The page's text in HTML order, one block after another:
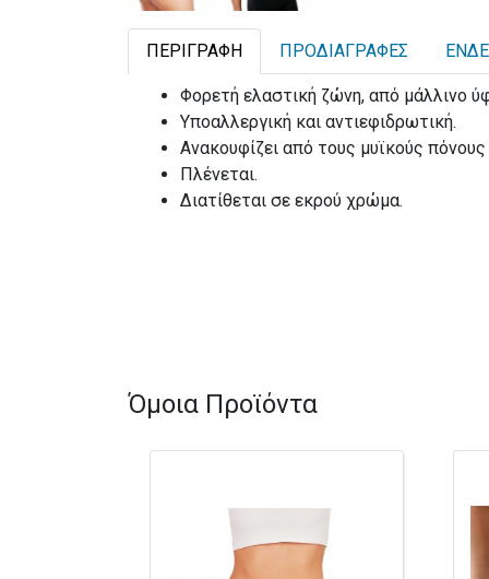
ΠΕΡΙΓΡΑΦΉ ΠΡΟΔΙΑΓΡΑΦΈΣ
Φορετή ελαστική ζώνη, από μάλλινο
Υποαλλεργική και αντιεφιδρωτική.
Ανακουφίζει από τους μυϊκούς
Πλένεται.
Διατίθεται σε εκρού χρώμα.
Όμοια Προϊόντα